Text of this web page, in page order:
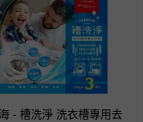
- 槽洗淨 洗衣槽專用去